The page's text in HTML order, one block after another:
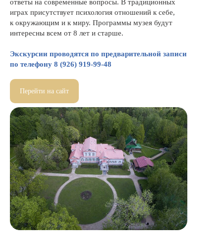
ответы на современные вопросы. В традиционных
играх присутствует психология отношений к себе,
к окружающим и к миру. Программы музея будут
интересны всем от 8 лет и старше.
Экскурсии проводятся по предварительной записи
по телефону 8 (926) 919-99-48
Перейти на сайт